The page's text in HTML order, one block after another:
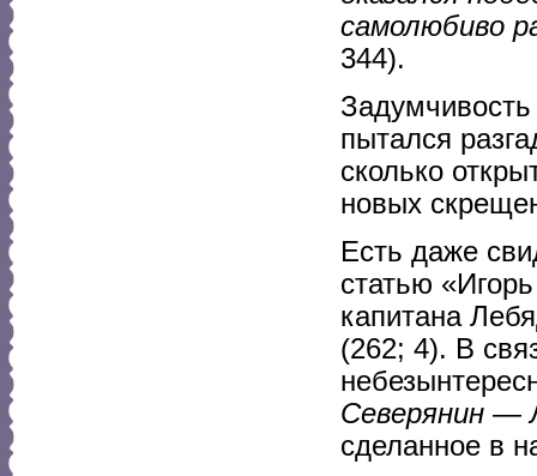
самолюбиво
344).
пытался
сколько
новых
Есть даже
статью
капитана
(262; 4). В
Северянин —
сделанное в